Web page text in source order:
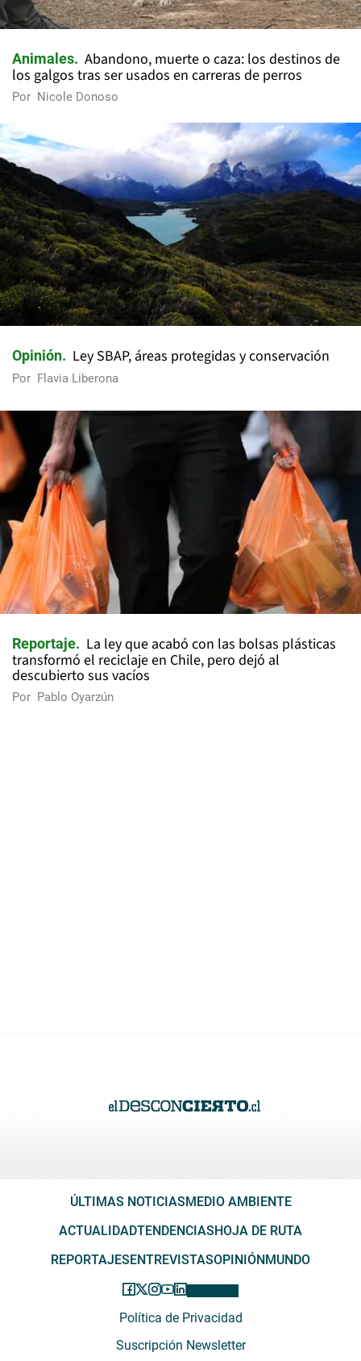
Animales
Abandono, muerte o caza: los destinos de
los galgos tras ser usados en carreras de perros
Por Nicole Donoso
Opinión Ley SBAP, áreas protegidas y conservación
Por Flavia Liberona
Reportaje
La ley que acabó con las bolsas plásticas
transformó el reciclaje en Chile, pero dejó al
descubierto sus vacíos
Por Pablo Oyarzún
ÚLTIMAS NOTICIASMEDIO AMBIENTE
ACTUALIDADTENDENCIASHOJA DE RUTA
REPORTAJESENTREVISTASOPINIÓNMUNDO
Política de Privacidad
Suscripción Newsletter